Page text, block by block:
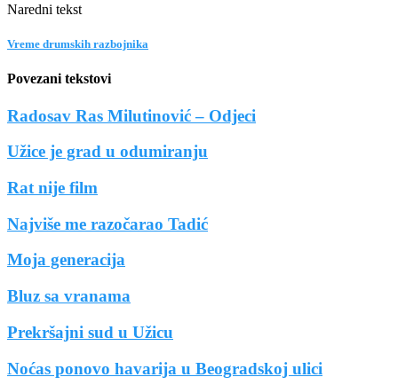
Naredni tekst
Vreme drumskih razbojnika
Povezani tekstovi
Radosav Ras Milutinović – Odjeci
Užice je grad u odumiranju
Rat nije film
Najviše me razočarao Tadić
Moja generacija
Bluz sa vranama
Prekršajni sud u Užicu
Noćas ponovo havarija u Beogradskoj ulici